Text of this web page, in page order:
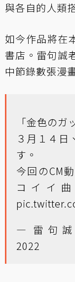
與各自的人類
如今作品將在
書店。雷句誠
中節錄數張漫
「金色の
３月１４日
す。
今回のCM
コイイ
— 雷句誠
2022